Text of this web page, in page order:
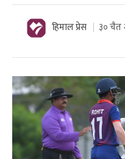
हिमाल प्रेस ३० चैत